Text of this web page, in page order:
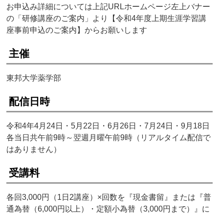
お申込み詳細については上記URLホームページ左上バナー
の「研修講座のご案内」より【令和4年度上期生涯学習講
座事前申込のご案内】からお願いします
主催
東邦大学薬学部
配信日時
令和4年4月24日・5月22日・6月26日・7月24日・9月18日
各当日共午前9時～翌週月曜午前9時（リアルタイム配信で
はありません）
受講料
各回3,000円（1日2講座）×回数を『現金書留』または『普
通為替（6,000円以上）・定額小為替（3,000円まで）』に